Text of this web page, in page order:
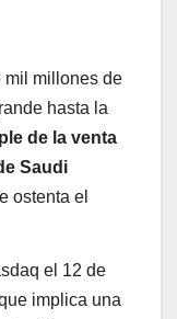
mil millones de
hasta la
de la venta
Saudi
ostenta el
el 12 de
implica una